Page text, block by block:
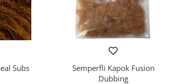
Subs
Semperfli Kapok Fusion
Dubbing